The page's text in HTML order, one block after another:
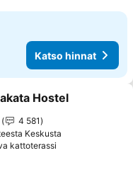
Katso hinnat
Hostel
4 581
Keskusta
kattoterassi